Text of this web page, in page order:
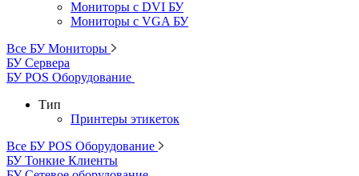
Мониторы с DVI БУ
Мониторы с VGA БУ
Все БУ Мониторы
БУ Сервера
БУ POS Оборудование
Тип
Принтеры этикеток
Все БУ POS Оборудование
БУ Тонкие Клиенты